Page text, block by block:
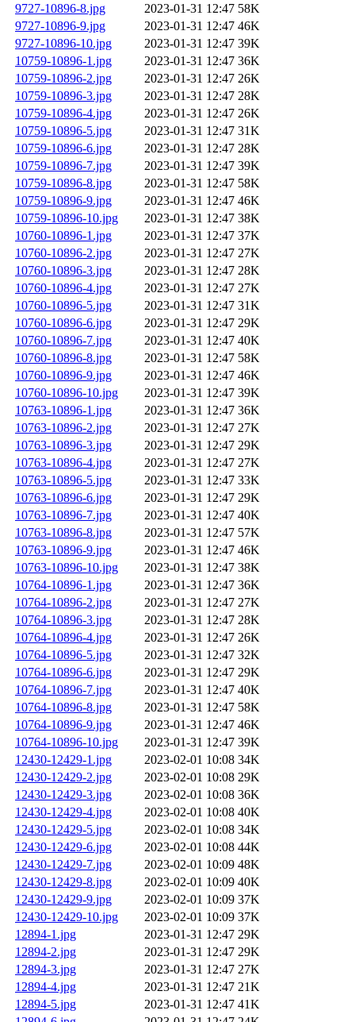
9727-10896-8.jpg
2023-01-31 12:47 58K
9727-10896-9.jpg
2023-01-31 12:47 46K
9727-10896-10.jpg
2023-01-31 12:47 39K
10759-10896-1.jpg
2023-01-31 12:47 36K
10759-10896-2.jpg
2023-01-31 12:47 26K
10759-10896-3.jpg
2023-01-31 12:47 28K
10759-10896-4.jpg
2023-01-31 12:47 26K
10759-10896-5.jpg
2023-01-31 12:47 31K
10759-10896-6.jpg
2023-01-31 12:47 28K
10759-10896-7.jpg
2023-01-31 12:47 39K
10759-10896-8.jpg
2023-01-31 12:47 58K
10759-10896-9.jpg
2023-01-31 12:47 46K
10759-10896-10.jpg
2023-01-31 12:47 38K
10760-10896-1.jpg
2023-01-31 12:47 37K
10760-10896-2.jpg
2023-01-31 12:47 27K
10760-10896-3.jpg
2023-01-31 12:47 28K
10760-10896-4.jpg
2023-01-31 12:47 27K
10760-10896-5.jpg
2023-01-31 12:47 31K
10760-10896-6.jpg
2023-01-31 12:47 29K
10760-10896-7.jpg
2023-01-31 12:47 40K
10760-10896-8.jpg
2023-01-31 12:47 58K
10760-10896-9.jpg
2023-01-31 12:47 46K
10760-10896-10.jpg
2023-01-31 12:47 39K
10763-10896-1.jpg
2023-01-31 12:47 36K
10763-10896-2.jpg
2023-01-31 12:47 27K
10763-10896-3.jpg
2023-01-31 12:47 29K
10763-10896-4.jpg
2023-01-31 12:47 27K
10763-10896-5.jpg
2023-01-31 12:47 33K
10763-10896-6.jpg
2023-01-31 12:47 29K
10763-10896-7.jpg
2023-01-31 12:47 40K
10763-10896-8.jpg
2023-01-31 12:47 57K
10763-10896-9.jpg
2023-01-31 12:47 46K
10763-10896-10.jpg
2023-01-31 12:47 38K
10764-10896-1.jpg
2023-01-31 12:47 36K
10764-10896-2.jpg
2023-01-31 12:47 27K
10764-10896-3.jpg
2023-01-31 12:47 28K
10764-10896-4.jpg
2023-01-31 12:47 26K
10764-10896-5.jpg
2023-01-31 12:47 32K
10764-10896-6.jpg
2023-01-31 12:47 29K
10764-10896-7.jpg
2023-01-31 12:47 40K
10764-10896-8.jpg
2023-01-31 12:47 58K
10764-10896-9.jpg
2023-01-31 12:47 46K
10764-10896-10.jpg
2023-01-31 12:47 39K
12430-12429-1.jpg
2023-02-01 10:08 34K
12430-12429-2.jpg
2023-02-01 10:08 29K
12430-12429-3.jpg
2023-02-01 10:08 36K
12430-12429-4.jpg
2023-02-01 10:08 40K
12430-12429-5.jpg
2023-02-01 10:08 34K
12430-12429-6.jpg
2023-02-01 10:08 44K
12430-12429-7.jpg
2023-02-01 10:09 48K
12430-12429-8.jpg
2023-02-01 10:09 40K
12430-12429-9.jpg
2023-02-01 10:09 37K
12430-12429-10.jpg
2023-02-01 10:09 37K
12894-1.jpg
2023-01-31 12:47 29K
12894-2.jpg
2023-01-31 12:47 29K
12894-3.jpg
2023-01-31 12:47 27K
12894-4.jpg
2023-01-31 12:47 21K
12894-5.jpg
2023-01-31 12:47 41K